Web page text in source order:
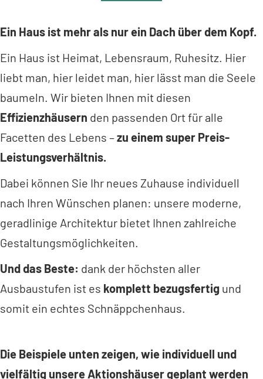
Ein Haus ist mehr als nur ein Dach über dem Kopf.
Ein Haus ist Heimat, Lebensraum, Ruhesitz. Hier
liebt man, hier leidet man, hier lässt man die Seele
baumeln. Wir bieten Ihnen mit diesen
Effizienzhäusern den passenden Ort für alle
Facetten des Lebens –zu einem super Preis-
Leistungsverhältnis.
Dabei können Sie Ihr neues Zuhause individuell
nach Ihren Wünschen planen: unsere moderne,
geradlinige Architektur bietet Ihnen zahlreiche
Gestaltungsmöglichkeiten.
Und das Beste: dank der höchsten aller
Ausbaustufen ist es komplett bezugsfertig und
somit ein echtes Schnäppchenhaus.
Die Beispiele unten zeigen, wie individuell und
vielfältig unsere Aktionshäuser geplant werden